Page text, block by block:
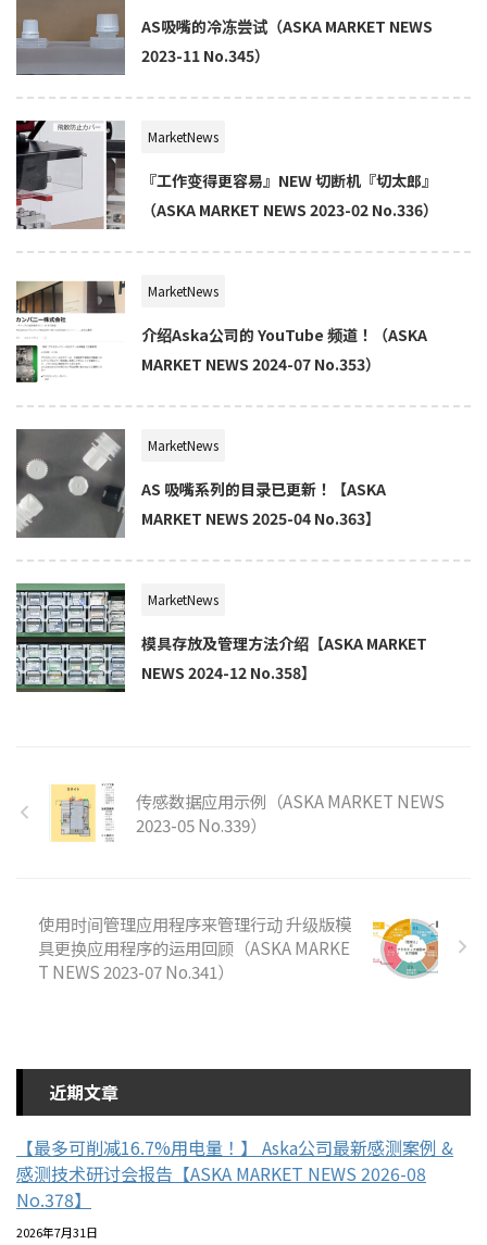
AS吸嘴的冷冻尝试（ASKA MARKET NEWS
2023-11 No.345）
MarketNews
『工作变得更容易』NEW 切断机『切太郎』
（ASKA MARKET NEWS 2023-02 No.336）
MarketNews
介绍Aska公司的 YouTube 频道！（ASKA
MARKET NEWS 2024-07 No.353）
MarketNews
AS 吸嘴系列的目录已更新！【ASKA
MARKET NEWS 2025-04 No.363】
MarketNews
模具存放及管理方法介绍【ASKA MARKET
NEWS 2024-12 No.358】
传感数据应用示例（ASKA MARKET NEWS
2023-05 No.339）
使用时间管理应用程序来管理行动 升级版模
具更换应用程序的运用回顾（ASKA MARKE
T NEWS 2023-07 No.341）
近期文章
【最多可削减16.7%用电量！】 Aska公司最新感测案例 &
感测技术研讨会报告【ASKA MARKET NEWS 2026-08
No.378】
2026年7月31日